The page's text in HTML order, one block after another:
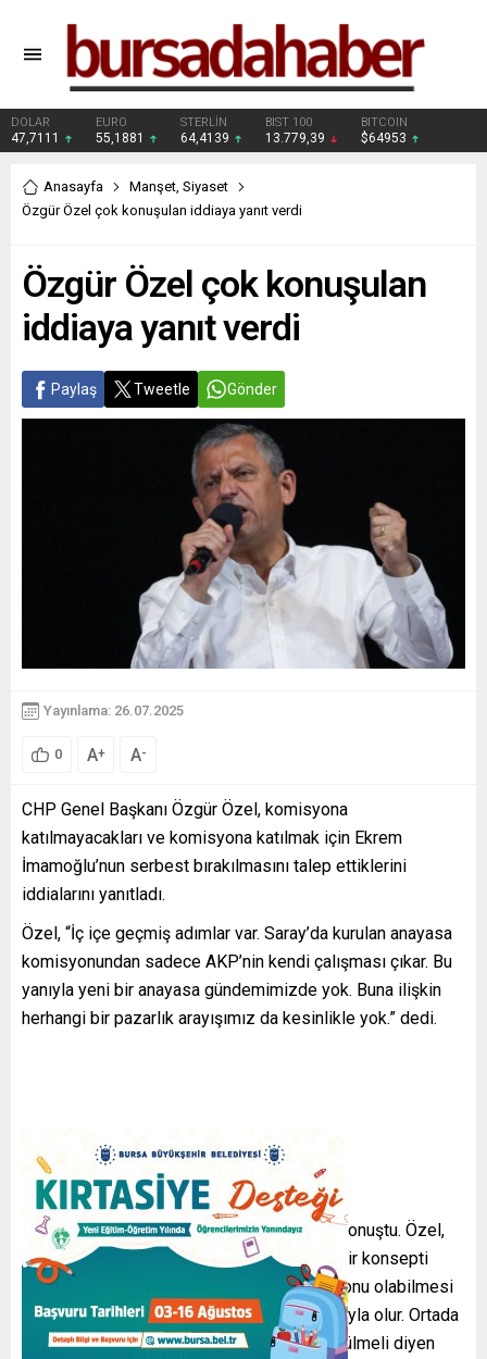
DOLAR
47,7111
EURO
55,1881
STERLİN
64,4139
BIST 100
13.779,39
BITCOIN
$64953
Anasayfa Manşet, Siyaset
Özgür Özel çok konuşulan iddiaya yanıt verdi
Özgür Özel çok konuşulan
iddiaya yanıt verdi
Paylaş Tweetle Gönder
Yayınlama: 26.07.2025
0 A+ A-
CHP Genel Başkanı Özgür Özel, komisyona
katılmayacakları ve komisyona katılmak için Ekrem
İmamoğlu’nun serbest bırakılmasını talep ettiklerini
iddialarını yanıtladı.
Özel, “İç içe geçmiş adımlar var. Saray’da kurulan anayasa
komisyonundan sadece AKP’nin kendi çalışması çıkar. Bu
yanıyla yeni bir anayasa gündemimizde yok. Buna ilişkin
herhangi bir pazarlık arayışımız da kesinlikle yok.” dedi.
Özel, Cumhuriyet yazarı Mustafa Balbay’a konuştu. Özel,
“Meclis’te kurulacak komisyon daha farklı bir konsepti
içeriyor. Ancak bunun da TBMM’nin komisyonu olabilmesi
için öncelikle hukuki zemin gerekli. Bu yasayla olur. Ortada
bir çerçeve de yok. Bu sorun Meclis’te çözülmeli diyen